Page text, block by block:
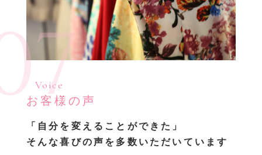
Voice
お客様の声
「自分を変えることができた」
そんな喜びの声を多数いただいています